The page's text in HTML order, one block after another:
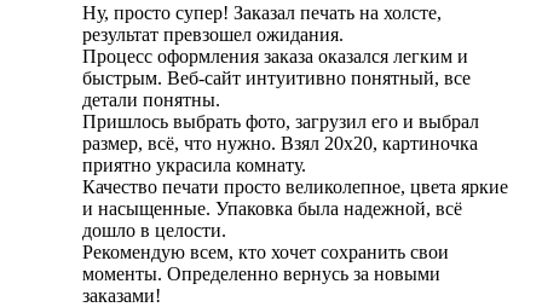
Ну, просто супер! Заказал печать на холсте,
результат превзошел ожидания.
Процесс оформления заказа оказался легким и
быстрым. Веб-сайт интуитивно понятный, все
детали понятны.
Пришлось выбрать фото, загрузил его и выбрал
размер, всё, что нужно. Взял 20х20, картиночка
приятно украсила комнату.
Качество печати просто великолепное, цвета яркие
и насыщенные. Упаковка была надежной, всё
дошло в целости.
Рекомендую всем, кто хочет сохранить свои
моменты. Определенно вернусь за новыми
заказами!